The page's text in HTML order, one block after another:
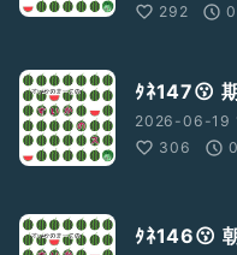
292
ﾀﾈ147😗
2026-06-19
306
ﾀﾈ146😗